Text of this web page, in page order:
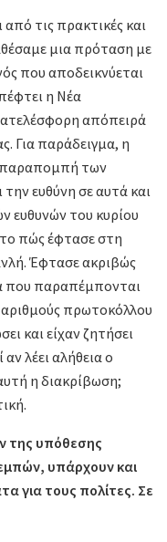
τις πρακτικές και
μια πρόταση με
που αποδεικνύεται
η Νέα
απόπειρά
Για παράδειγμα, η
παραπομπή των
ευθύνη σε αυτά και
ευθυνών του κυρίου
πώς έφτασε στη
Έφτασε ακριβώς
που παραπέμπονται
πρωτοκόλλου
και είχαν ζητήσει
λέει αλήθεια ο
η διακρίβωση;
της υπόθεσης
υπάρχουν και
για τους πολίτες. Σε